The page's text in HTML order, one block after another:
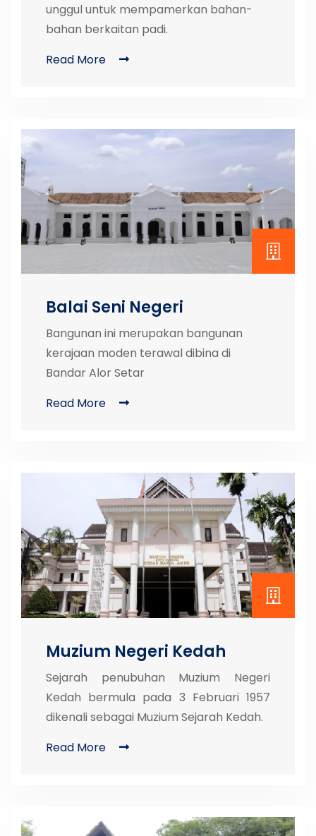
unggul untuk mempamerkan bahan-
bahan berkaitan padi.
Read More
Balai Seni Negeri
Bangunan ini merupakan bangunan
kerajaan moden terawal dibina di
Bandar Alor Setar
Read More
Muzium Negeri Kedah
Sejarah penubuhan Muzium Negeri
Kedah bermula pada 3 Februari 1957
dikenali sebagai Muzium Sejarah Kedah.
Read More